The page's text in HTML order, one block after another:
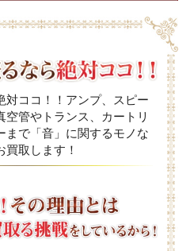
対ココ！！アンプ、スピー
空管やトランス、カートリ
まで「音」に関するモノな
買取します！